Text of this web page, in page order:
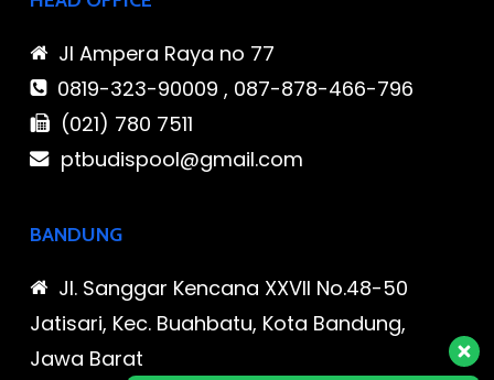
Jl Ampera Raya no 77
0819-323-90009 , 087-878-466-796
(021) 780 7511
ptbudispool@gmail.com
BANDUNG
Jl. Sanggar Kencana XXVII No.48-50
Jatisari, Kec. Buahbatu, Kota Bandung,
Jawa Barat